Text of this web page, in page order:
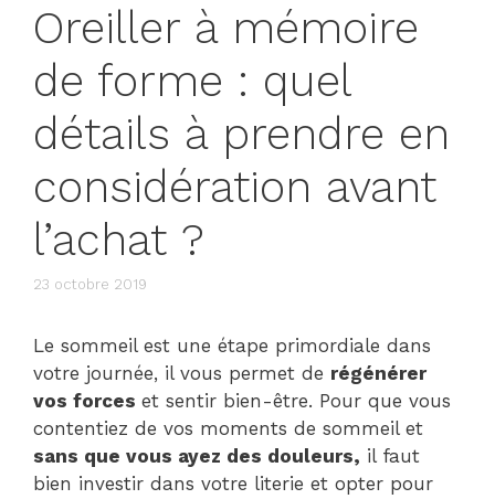
Oreiller à mémoire
de forme : quel
détails à prendre en
considération avant
l’achat ?
23 octobre 2019
Le sommeil est une étape primordiale dans
votre journée, il vous permet de régénérer
vos forces et sentir bien-être. Pour que vous
contentiez de vos moments de sommeil et
sans que vous ayez des douleurs, il faut
bien investir dans votre literie et opter pour